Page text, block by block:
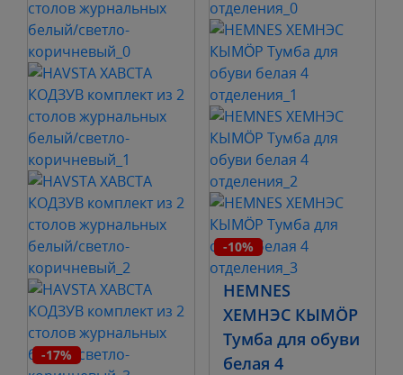
-17%
-10%
HEMNES
ХЕМНЭС КЫМÖР
Тумба для обуви
белая 4